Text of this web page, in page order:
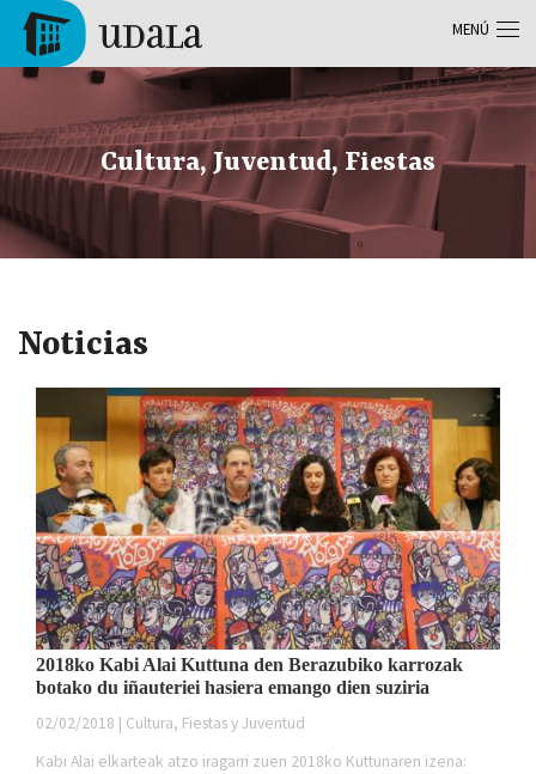
Pasar al contenido principal
Tolosa
Cultura, Juventud, Fiestas
Noticias
2018ko Kabi Alai Kuttuna den Berazubiko karrozak
botako du iñauteriei hasiera emango dien suziria
02/02/2018 | Cultura, Fiestas y Juventud
Kabi Alai elkarteak atzo iragarri zuen 2018ko Kuttunaren izena:
MENÚ